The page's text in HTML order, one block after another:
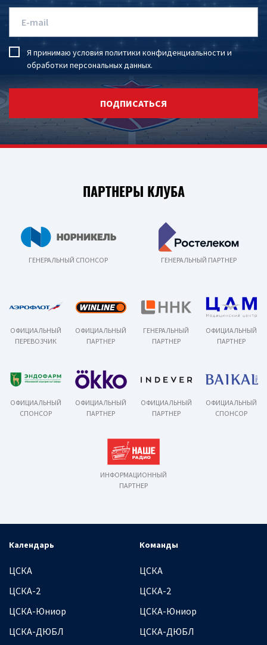
Я принимаю условия политики конфиденциальности и
обработки персональных данных.
ПОДПИСАТЬСЯ
ПАРТНЕРЫ КЛУБА
ГЕНЕРАЛЬНЫЙ СПОНСОР ГЕНЕРАЛЬНЫЙ ПАРТНЕР
ОФИЦИАЛЬНЫЙ
ПЕРЕВОЗЧИК
ОФИЦИАЛЬНЫЙ
ПАРТНЕР
ГЕНЕРАЛЬНЫЙ
ПАРТНЕР
ОФИЦИАЛЬНЫЙ
ПАРТНЕР
ОФИЦИАЛЬНЫЙ
СПОНСОР
ОФИЦИАЛЬНЫЙ
ПАРТНЕР
ОФИЦИАЛЬНЫЙ
ПАРТНЕР
ОФИЦИАЛЬНЫЙ
СПОНСОР
ИНФОРМАЦИОННЫЙ
ПАРТНЕР
Календарь
ЦСКА
ЦСКА-2
ЦСКА-Юниор
ЦСКА-ДЮБЛ
Команды
ЦСКА
ЦСКА-2
ЦСКА-Юниор
ЦСКА-ДЮБЛ